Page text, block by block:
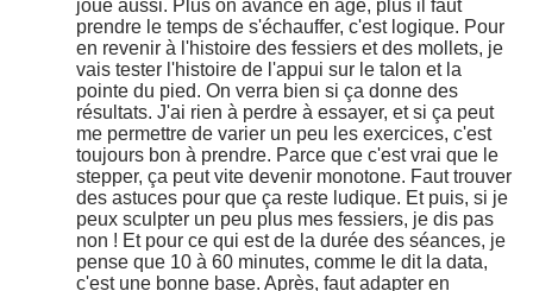
joue aussi. Plus on avance en âge, plus il faut
prendre le temps de s'échauffer, c'est logique. Pour
en revenir à l'histoire des fessiers et des mollets, je
vais tester l'histoire de l'appui sur le talon et la
pointe du pied. On verra bien si ça donne des
résultats. J'ai rien à perdre à essayer, et si ça peut
me permettre de varier un peu les exercices, c'est
toujours bon à prendre. Parce que c'est vrai que le
stepper, ça peut vite devenir monotone. Faut trouver
des astuces pour que ça reste ludique. Et puis, si je
peux sculpter un peu plus mes fessiers, je dis pas
non ! Et pour ce qui est de la durée des séances, je
pense que 10 à 60 minutes, comme le dit la data,
c'est une bonne base. Après, faut adapter en